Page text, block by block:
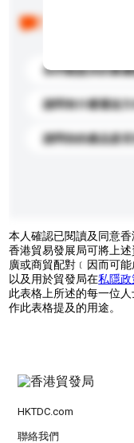
你們能提供的最
請問有什麼運送方
請問你的產品是否
本人確認已閱讀及同意
香港貿易發展局可將上
廣或商貿配對﹝因而可
以及用於貿發局在私隱
此表格上所述的每一位
作此表格提及的用途。
HKTDC.com
聯絡我們